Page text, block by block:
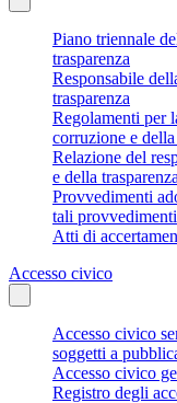
Piano triennale
trasparenza
Responsabile
trasparenza
Regolamenti per
corruzione e della
Relazione del
e della trasparenza
Provvedimenti
tali provvedimenti
Atti di
Accesso civico
Accesso civico
soggetti a
Accesso civico
Registro degli